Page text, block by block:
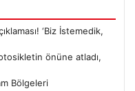
‘Biz İstemedik,
önüne atladı,
Bölgeleri